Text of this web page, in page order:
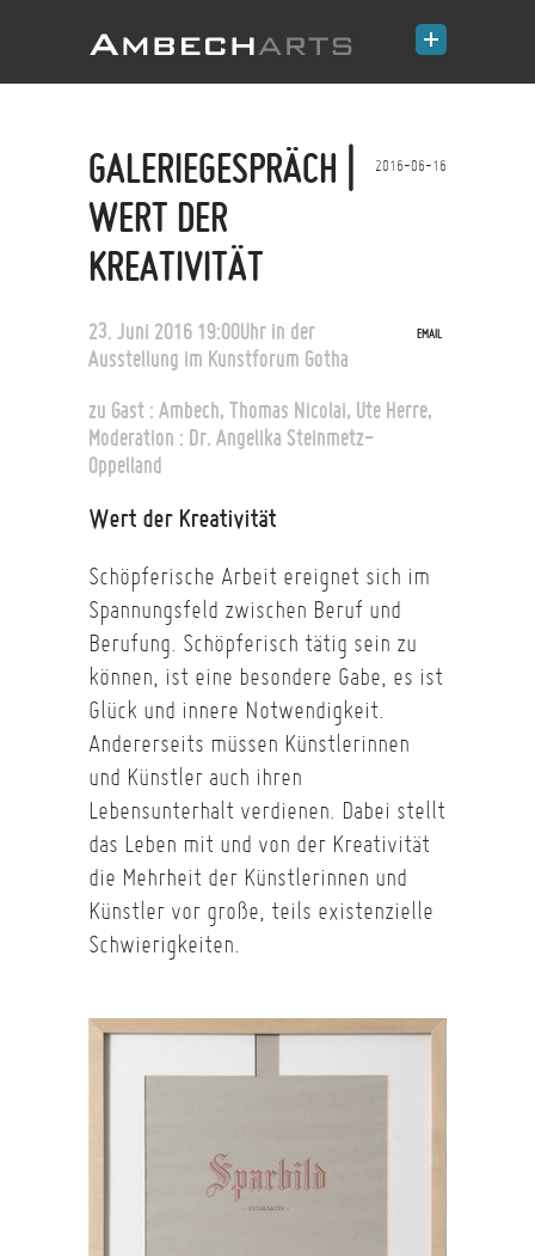
2016-06-16
GALERIEGESPRÄCH |
WERT DER
KREATIVITÄT
EMAIL
23. Juni 2016 19:00Uhr in der
Ausstellung im Kunstforum Gotha
zu Gast : Ambech, Thomas Nicolai, Ute Herre,
Moderation : Dr. Angelika Steinmetz-
Oppelland
Wert der Kreativität
Schöpferische Arbeit ereignet sich im
Spannungsfeld zwischen Beruf und
Berufung. Schöpferisch tätig sein zu
können, ist eine besondere Gabe, es ist
Glück und innere Notwendigkeit.
Andererseits müssen Künstlerinnen
und Künstler auch ihren
Lebensunterhalt verdienen. Dabei stellt
das Leben mit und von der Kreativität
die Mehrheit der Künstlerinnen und
Künstler vor große, teils existenzielle
Schwierigkeiten.